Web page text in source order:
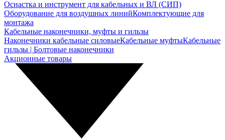
Оснастка и инструмент для кабельных и ВЛ (СИП)
Оборудование для воздушных линийКомплектующие для
монтажа
Кабельные наконечники, муфты и гильзы
Наконечники кабельные силовыеКабельные муфтыКабельные
гильзы | Болтовые наконечники
Акционные товары